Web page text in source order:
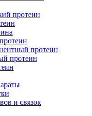
протеин
протеин
протеин
и связок